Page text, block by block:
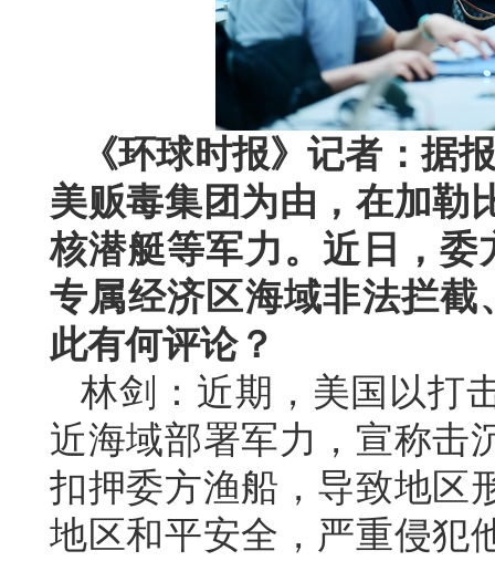
《环球时报》记者：据
美贩毒集团为由，在加勒
核潜艇等军力。近日，
专属经济区海域非法拦
此有何评论？
林剑：近期，美国以打
近海域部署军力，宣称击
扣押委方渔船，导致地区
地区和平安全，严重侵犯